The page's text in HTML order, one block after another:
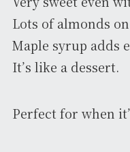
Lots of almonds
Maple syrup adds
It’s like a dessert.
Perfect for when